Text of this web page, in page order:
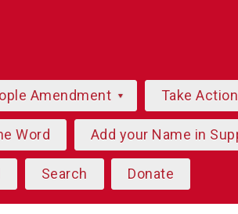
Amendment Take
Word Add your Name in
Search Donate